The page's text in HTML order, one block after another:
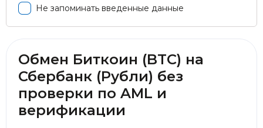
Не запоминать введенные данные
Обмен Биткоин (BTC) на
Сбербанк (Рубли) без
проверки по AML и
верификации